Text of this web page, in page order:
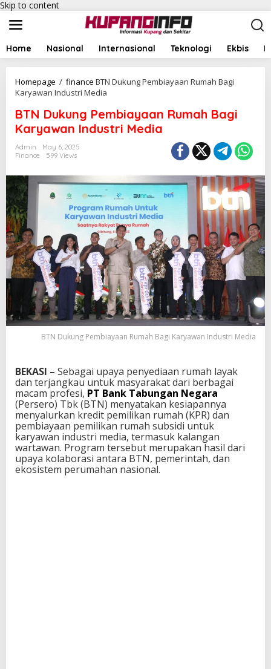
Skip to content
Home Nasional Internasional Teknologi Ekbis
Homepage / finance BTN Dukung Pembiayaan Rumah Bagi
Karyawan Industri Media
BTN Dukung Pembiayaan Rumah Bagi
Karyawan Industri Media
Admin
May 6, 2025
Finance
599 Views
BTN Dukung Pembiayaan Rumah Bagi Karyawan Industri Media
BEKASI – Sebagai upaya penyediaan rumah layak
dan terjangkau untuk masyarakat dari berbagai
macam profesi, PT Bank Tabungan Negara
(Persero) Tbk (BTN) menyatakan kesiapannya
menyalurkan kredit pemilikan rumah (KPR) dan
pembiayaan pemilikan rumah subsidi untuk
karyawan industri media, termasuk kalangan
wartawan. Program tersebut merupakan hasil dari
upaya kolaborasi antara BTN, pemerintah, dan
ekosistem perumahan nasional.